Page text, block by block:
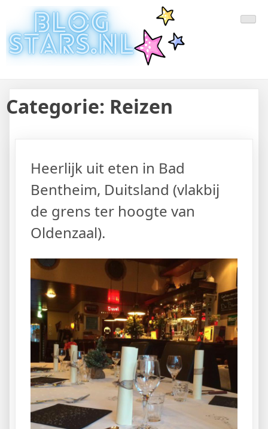
Doorgaan
inhoud
Laatste Nieuws Uit De Media
Van Nederland En Buitenland
Blogger Nieuws, Tips, Trends en Aanbiedingen
Categorie: Reizen
Heerlijk uit eten in Bad
Bentheim, Duitsland (vlakbij
de grens ter hoogte van
Oldenzaal).